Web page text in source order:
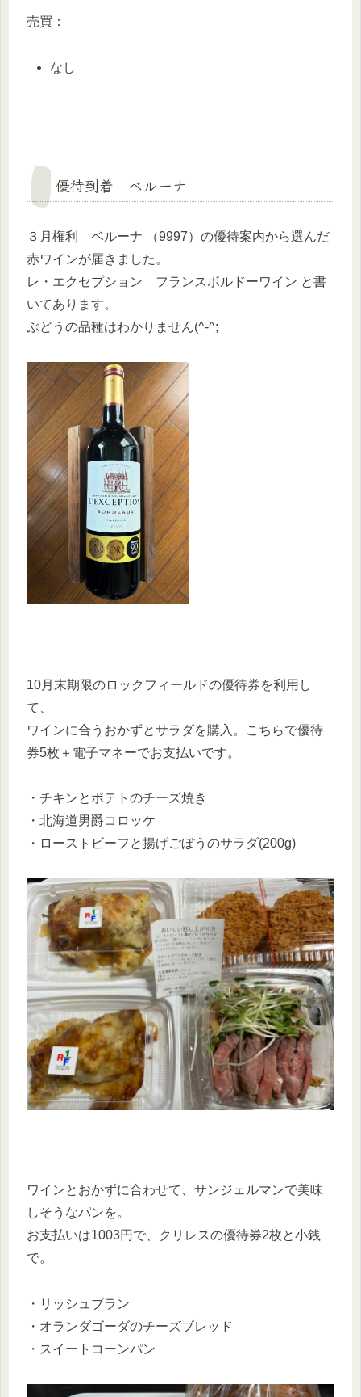
売買：
なし
優待到着 ベルーナ
３月権利 ベルーナ （9997）の優待案内から選んだ
赤ワインが届きました。
レ・エクセプション フランスボルドーワイン と書
いてあります。
ぶどうの品種はわかりません(^-^;
10月末期限のロックフィールドの優待券を利用し
て、
ワインに合うおかずとサラダを購入。こちらで優待
券5枚＋電子マネーでお支払いです。
・チキンとポテトのチーズ焼き
・北海道男爵コロッケ
・ローストビーフと揚げごぼうのサラダ(200g)
ワインとおかずに合わせて、サンジェルマンで美味
しそうなパンを。
お支払いは1003円で、クリレスの優待券2枚と小銭
で。
・リッシュブラン
・オランダゴーダのチーズブレッド
・スイートコーンパン